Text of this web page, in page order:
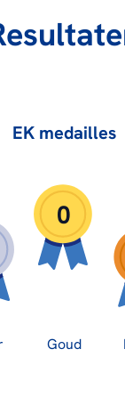
EK medailles
0
Goud